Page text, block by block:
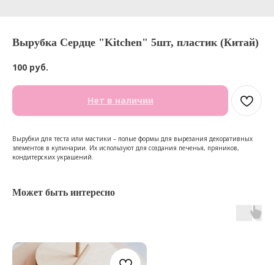
Вырубка Сердце "Kitchen" 5шт, пластик (Китай)
100 руб.
Нет в наличии
Вырубки для теста или мастики – полые формы для вырезания декоративных
элементов в кулинарии. Их используют для создания печенья, пряников,
кондитерских украшений.
Может быть интересно